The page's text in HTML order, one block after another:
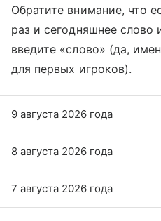
Обратите внимание, что
раз и сегодняшнее слово
введите «слово» (да,
для первых игроков).
9 августа 2026 года
8 августа 2026 года
7 августа 2026 года